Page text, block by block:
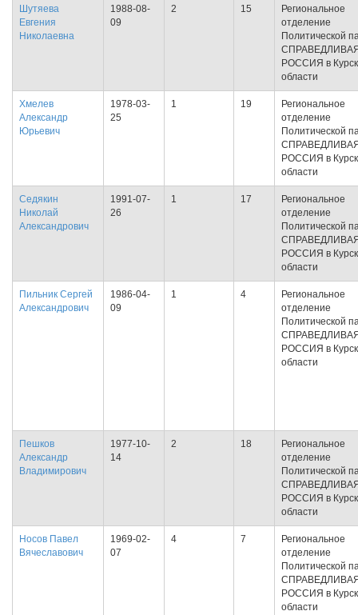
Шутяева
Евгения
Николаевна
1988-08-
09
2 15
Региональное
отделение
Политической
РОССИЯ в
области
Хмелев
Александр
Юрьевич
1978-03-
25
1 19
Региональное
отделение
Политической
РОССИЯ в
области
Седякин
Николай
Александрович
1991-07-
26
1 17
Региональное
отделение
Политической
РОССИЯ в
области
Пильник Сергей
Александрович
1986-04-
09
1 4
Региональное
отделение
Политической
РОССИЯ в
области
Пешков
Александр
Владимирович
1977-10-
14
2 18
Региональное
отделение
Политической
РОССИЯ в
области
Носов Павел
Вячеславович
1969-02-
07
4 7
Региональное
отделение
Политической
РОССИЯ в
области